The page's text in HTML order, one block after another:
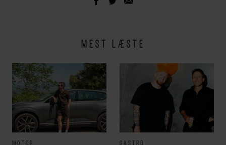
MEST LÆSTE
MOTOR GASTRO